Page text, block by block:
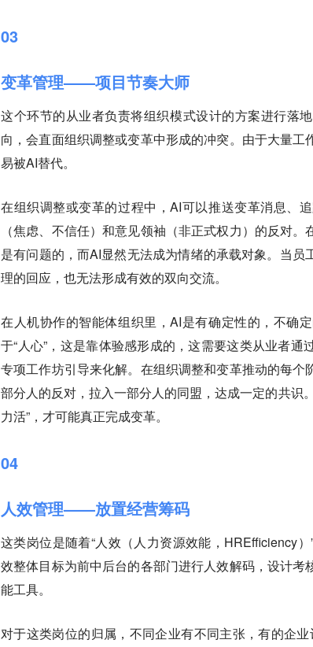
03
变革管理——项目节奏大师
这个环节的从业者负责将组织模式设计的方案进行落
向，会直面组织调整或变革中形成的冲突。由于大量
易被AI替代。
在组织调整或变革的过程中，AI可以推送变革消息、
（焦虑、不信任）和意见领袖（非正式权力）的反对
是有问题的，而AI显然无法成为情绪的承载对象。当
理的回应，也无法形成有效的双向交流。
在人机协作的智能体组织里，AI是有确定性的，不确
于“人心”，这是靠体验感形成的，这需要这类从业者
专项工作坊引导来化解。在组织调整和变革推动的每
部分人的反对，拉入一部分人的同盟，达成一定的共识
力活”，才可能真正完成变革。
04
人效管理——放置经营筹码
这类岗位是随着“人效（人力资源效能，HREfficiency
效整体目标为前中后台的各部门进行人效解码，设计
能工具。
对于这类岗位的归属，不同企业有不同主张，有的企